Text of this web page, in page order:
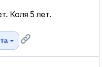
Коля 5 лет.